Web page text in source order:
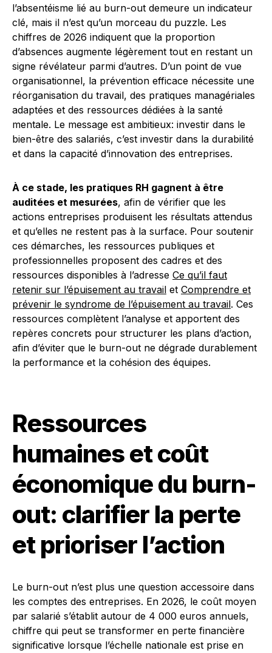
l’absentéisme lié au burn-out demeure un indicateur
clé, mais il n’est qu’un morceau du puzzle. Les
chiffres de 2026 indiquent que la proportion
d’absences augmente légèrement tout en restant un
signe révélateur parmi d’autres. D’un point de vue
organisationnel, la prévention efficace nécessite une
réorganisation du travail, des pratiques managériales
adaptées et des ressources dédiées à la santé
mentale. Le message est ambitieux: investir dans le
bien-être des salariés, c’est investir dans la durabilité
et dans la capacité d’innovation des entreprises.
À ce stade, les pratiques RH gagnent à être
auditées et mesurées, afin de vérifier que les
actions entreprises produisent les résultats attendus
et qu’elles ne restent pas à la surface. Pour soutenir
ces démarches, les ressources publiques et
professionnelles proposent des cadres et des
ressources disponibles à l’adresse Ce qu’il faut
retenir sur l’épuisement au travail et Comprendre et
prévenir le syndrome de l’épuisement au travail. Ces
ressources complètent l’analyse et apportent des
repères concrets pour structurer les plans d’action,
afin d’éviter que le burn-out ne dégrade durablement
la performance et la cohésion des équipes.
Ressources
humaines et coût
économique du burn-
out: clarifier la perte
et prioriser l’action
Le burn-out n’est plus une question accessoire dans
les comptes des entreprises. En 2026, le coût moyen
par salarié s’établit autour de 4 000 euros annuels,
chiffre qui peut se transformer en perte financière
significative lorsque l’échelle nationale est prise en